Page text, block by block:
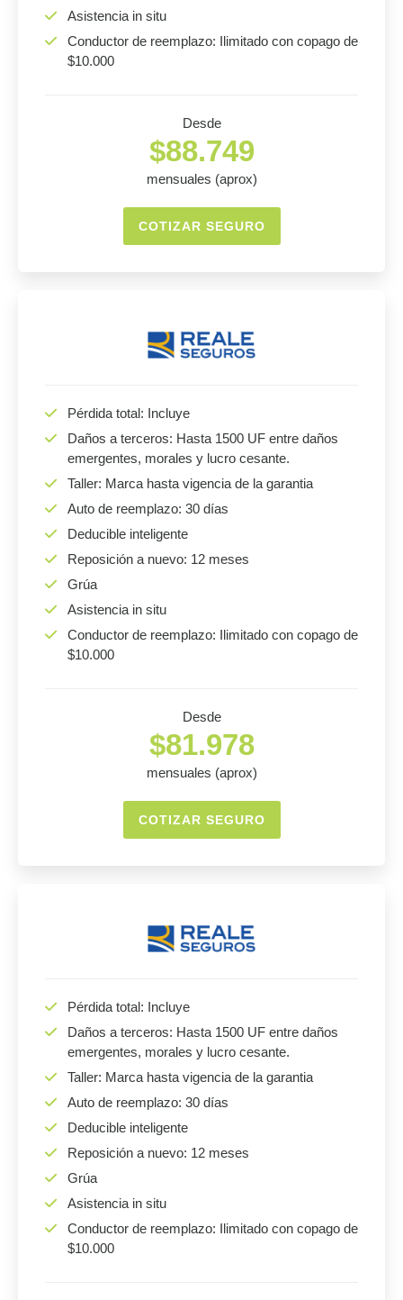
Asistencia in situ
Conductor de reemplazo: Ilimitado con copago de
$10.000
Desde
$88.749
mensuales (aprox)
COTIZAR SEGURO
Pérdida total: Incluye
Daños a terceros: Hasta 1500 UF entre daños
emergentes, morales y lucro cesante.
Taller: Marca hasta vigencia de la garantia
Auto de reemplazo: 30 días
Deducible inteligente
Reposición a nuevo: 12 meses
Grúa
Asistencia in situ
Conductor de reemplazo: Ilimitado con copago de
$10.000
Desde
$81.978
mensuales (aprox)
COTIZAR SEGURO
Pérdida total: Incluye
Daños a terceros: Hasta 1500 UF entre daños
emergentes, morales y lucro cesante.
Taller: Marca hasta vigencia de la garantia
Auto de reemplazo: 30 días
Deducible inteligente
Reposición a nuevo: 12 meses
Grúa
Asistencia in situ
Conductor de reemplazo: Ilimitado con copago de
$10.000